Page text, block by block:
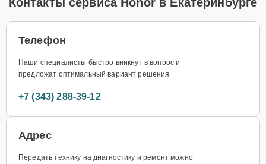
Телефон
Наши специалисты быстро вникнут в вопрос и
предложат оптимальный вариант решения
+7 (343) 288-39-12
Адрес
Передать технику на диагностику и ремонт можно